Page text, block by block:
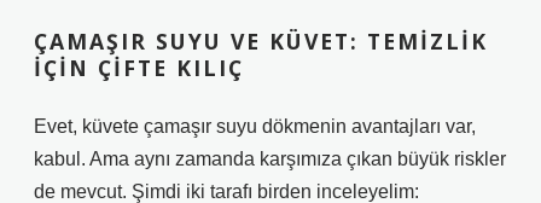
ÇAMAŞIR SUYU VE KÜVET: TEMIZLIK
İÇIN ÇIFTE KILIÇ
Evet, küvete çamaşır suyu dökmenin avantajları var,
kabul. Ama aynı zamanda karşımıza çıkan büyük riskler
de mevcut. Şimdi iki tarafı birden inceleyelim: